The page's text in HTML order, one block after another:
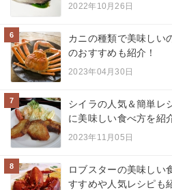
2022年10月26日
6
カニの種類で美味しい
のおすすめも紹介！
2023年04月30日
7
シイラの人気＆簡単レ
に美味しい食べ方を紹
2023年11月05日
8
ロブスターの美味しい
すすめや人気レシピも